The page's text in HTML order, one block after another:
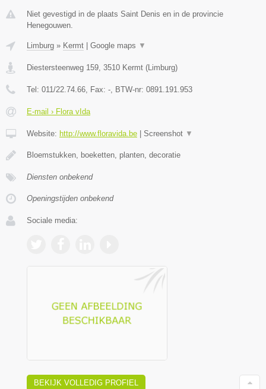
Niet gevestigd in de plaats Saint Denis en in de provincie
Henegouwen.
Limburg » Kermt Google maps ▼
Diestersteenweg 159, 3510 Kermt (Limburg)
Tel: 011/22.74.66, Fax: -, BTW-nr: 0891.191.953
E-mail › Flora vIda
Website: http://www.floravida.be Screenshot ▼
Bloemstukken, boeketten, planten, decoratie
Diensten onbekend
Openingstijden onbekend
Sociale media:
BEKIJK VOLLEDIG PROFIEL